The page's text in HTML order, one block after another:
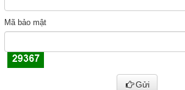
Mã bảo mật
Gửi